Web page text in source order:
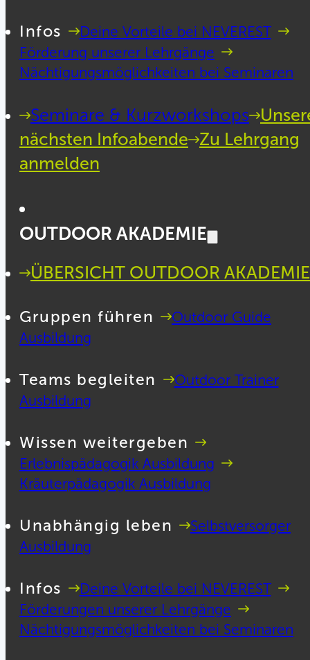
Infos
Deine Vorteile bei NEVEREST
Förderung unserer Lehrgänge
Nächtigungsmöglichkeiten bei Seminaren
Seminare & Kurzworkshops
nächsten Infoabende Zu Lehrgang
anmelden
OUTDOOR AKADEMIE
ÜBERSICHT OUTDOOR AKADEMIE
Gruppen führen
Outdoor Guide
Ausbildung
Teams begleiten
Outdoor Trainer
Ausbildung
Wissen weitergeben
Erlebnispädagogik Ausbildung
Kräuterpädagogik Ausbildung
Unabhängig leben
Selbstversorger
Ausbildung
Infos
Deine Vorteile bei NEVEREST
Förderungen unserer Lehrgänge
Nächtigungsmöglichkeiten bei Seminaren